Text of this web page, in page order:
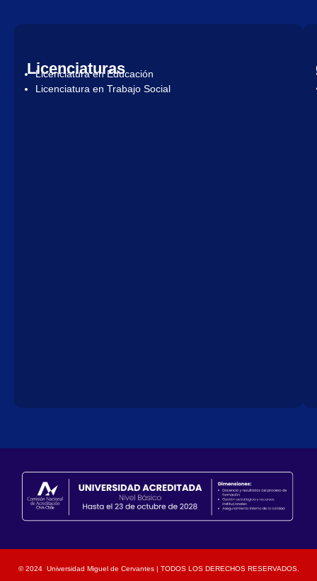
Licenciaturas
Licenciatura en Educación
Licenciatura en Trabajo Social
© 2024 Universidad Miguel de Cervantes | TODOS LOS DERECHOS RESERVADOS.